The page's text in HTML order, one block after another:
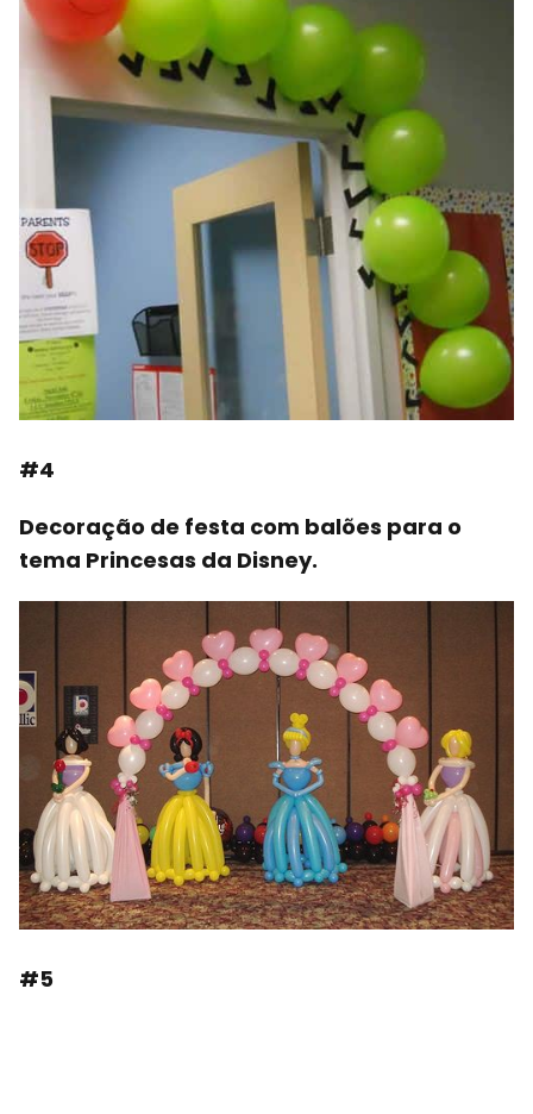
#4
Decoração de festa com balões para o
tema Princesas da Disney.
#5